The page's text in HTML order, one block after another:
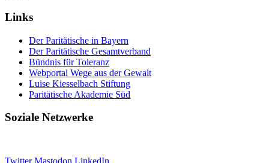
Links
Der Paritätische in Bayern
Der Paritätische Gesamtverband
Bündnis für Toleranz
Webportal Wege aus der Gewalt
Luise Kiesselbach Stiftung
Paritätische Akademie Süd
Soziale Netzwerke
Twitter Mastodon LinkedIn